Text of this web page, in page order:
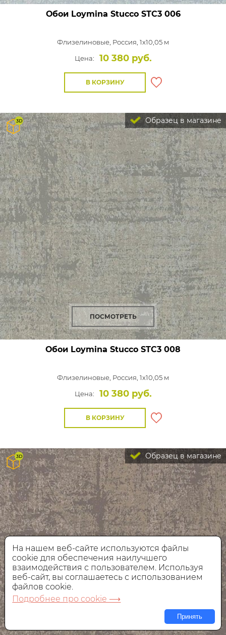
Обои Loymina StuccoSTC3 006
Флизелиновые, Россия, 1x10,05 м
Цена:
10 380 руб.
В КОРЗИНУ
Образец в магазине
ПОСМОТРЕТЬ
Обои Loymina Stucco STC3 008
Флизелиновые, Россия, 1x10,05 м
Цена:
10 380 руб.
В КОРЗИНУ
Образец в магазине
На нашем веб-сайте используются файлы
cookie для обеспечения наилучшего
взаимодействия с пользователем. Используя
веб-сайт, вы соглашаетесь с использованием
файлов cookie.
Подробнее про cookie ⟶
Принять